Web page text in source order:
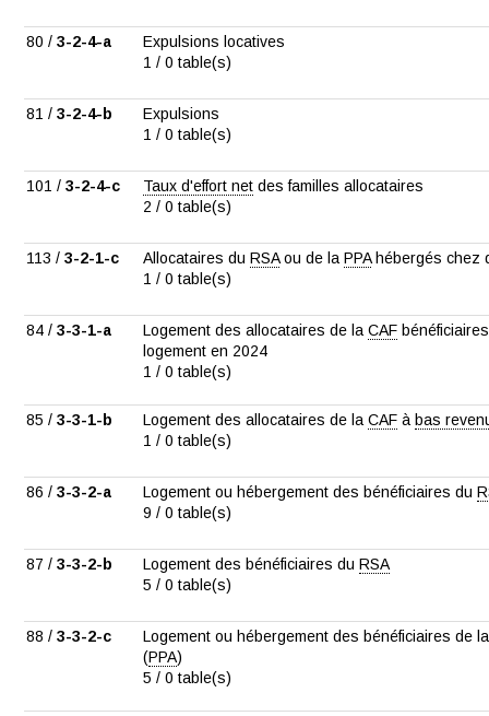
80 /3-2-4-a
Expulsions locatives
1 / 0 table(s)
81 /3-2-4-b
Expulsions
1 / 0 table(s)
101 /3-2-4-c Taux d'effort net des familles allocataires
2 / 0 table(s)
113 /3-2-1-c Allocataires duRSAou de laPPAhébergés chez
1 / 0 table(s)
84 /3-3-1-a Logement des allocataires de laCAF
logement en 2024
1 / 0 table(s)
85 /3-3-1-b Logement des allocataires de laCAF à bas
1 / 0 table(s)
86 /3-3-2-a Logement ou hébergement des bénéficiaires du
9 / 0 table(s)
87 /3-3-2-b Logement des bénéficiaires duRSA
5 / 0 table(s)
88 /3-3-2-c
Logement ou hébergement des bénéficiaires de
(PPA)
5 / 0 table(s)